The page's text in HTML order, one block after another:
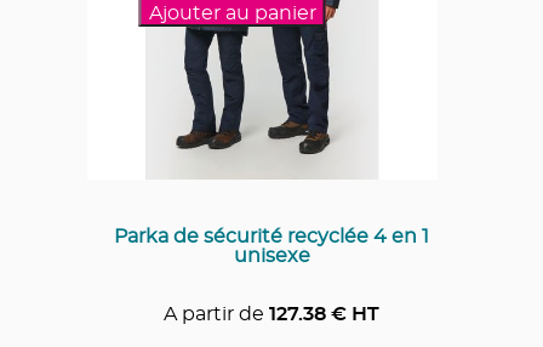
Ajouter au panier
Parka de sécurité recyclée 4 en 1
unisexe
A partir de 127.38 € HT